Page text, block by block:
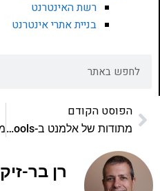
רשת האינטרנט
בניית אתרי אינטרנט
הפוסט הקודם
מתודות של אלמנט ב-MooTools: חלק ראשון
רן בר-זיק